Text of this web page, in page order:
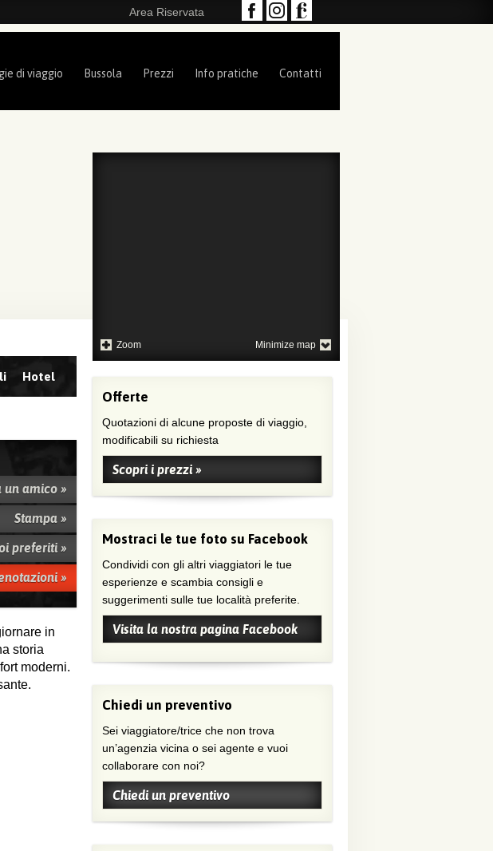
Area Riservata
di viaggio Bussola Prezzi Info pratiche Contatti
Hotel
un amico »
Stampa »
preferiti »
»
in
storia
moderni.
Zoom Minimize map
Offerte
Quotazioni di alcune proposte di viaggio,
modificabili su richiesta
Scopri i prezzi »
Mostraci le tue foto su Facebook
Condividi con gli altri viaggiatori le tue
esperienze e scambia consigli e
suggerimenti sulle tue località preferite.
Visita la nostra pagina Facebook
Chiedi un preventivo
Sei viaggiatore/trice che non trova
un’agenzia vicina o sei agente e vuoi
collaborare con noi?
Chiedi un preventivo